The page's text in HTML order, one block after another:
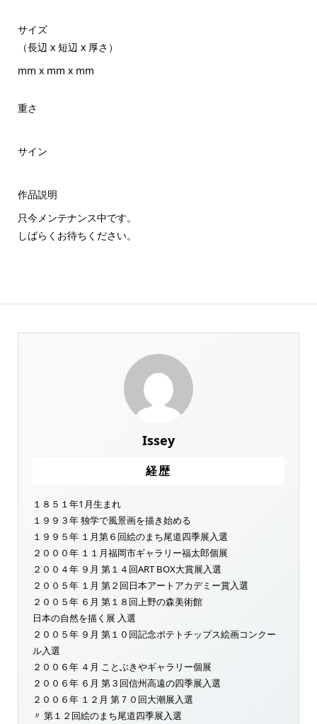
サイズ
（長辺 x 短辺 x 厚さ）
mm x mm x mm
重さ
サイン
作品説明
只今メンテナンス中です。
しばらくお待ちください。
Issey
経歴
１８５１年1月生まれ
１９９３年 独学で風景画を描き始める
１９９５年 １月第６回絵のまち尾道四季展入選
２０００年 １１月福岡市ギャラリー福太郎個展
２００４年 ９月 第１４回ART BOX大賞展入選
２００５年 １月 第２回日本アートアカデミー賞入選
２００５年 ６月 第１８回上野の森美術館
日本の自然を描く展 入選
２００５年 ９月 第１０回記念ポテトチップス絵画コンクー
ル入選
２００６年 ４月 ことぶきやギャラリー個展
２００６年 ６月 第３回信州高遠の四季展入選
２００６年 １２月 第７０回大潮展入選
〃 第１２回絵のまち尾道四季展入選